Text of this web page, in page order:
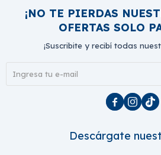
¡NO TE PIERDAS
OFERTAS SOLO
¡Suscribite y recibí todas
  
Descárgate